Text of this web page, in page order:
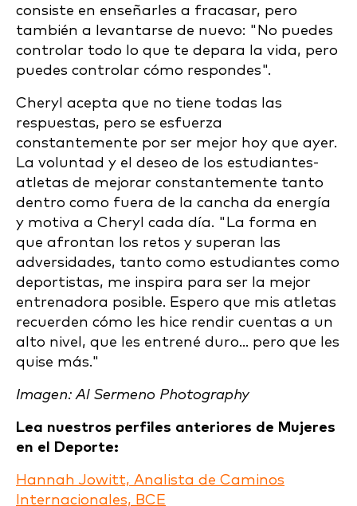
consiste en enseñarles a fracasar, pero
también a levantarse de nuevo: "No puedes
controlar todo lo que te depara la vida, pero
puedes controlar cómo respondes".
Cheryl acepta que no tiene todas las
respuestas, pero se esfuerza
constantemente por ser mejor hoy que ayer.
La voluntad y el deseo de los estudiantes-
atletas de mejorar constantemente tanto
dentro como fuera de la cancha da energía
y motiva a Cheryl cada día. "La forma en
que afrontan los retos y superan las
adversidades, tanto como estudiantes como
deportistas, me inspira para ser la mejor
entrenadora posible. Espero que mis atletas
recuerden cómo les hice rendir cuentas a un
alto nivel, que les entrené duro... pero que les
quise más."
Imagen: Al Sermeno Photography
Lea nuestros perfiles anteriores de Mujeres
en el Deporte:
Hannah Jowitt, Analista de Caminos
Internacionales, BCE